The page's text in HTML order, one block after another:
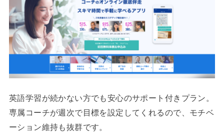
英語学習が続かない方でも安心のサポート付きプラン。
専属コーチが週次で目標を設定してくれるので、モチベ
ーション維持も抜群です。